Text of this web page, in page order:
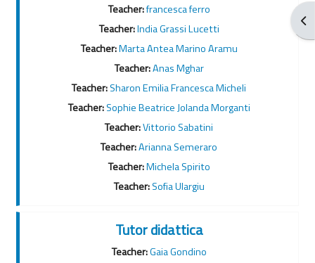
Teacher:francesca ferro
Teacher:India Grassi Lucetti
Teacher:Marta Antea Marino Aramu
Teacher:Anas Mghar
Teacher:Sharon Emilia Francesca Micheli
Teacher:Sophie Beatrice Jolanda Morganti
Teacher:Vittorio Sabatini
Teacher:Arianna Semeraro
Teacher:Michela Spirito
Teacher:Sofia Ulargiu
Tutor didattica
Teacher:Gaia Gondino